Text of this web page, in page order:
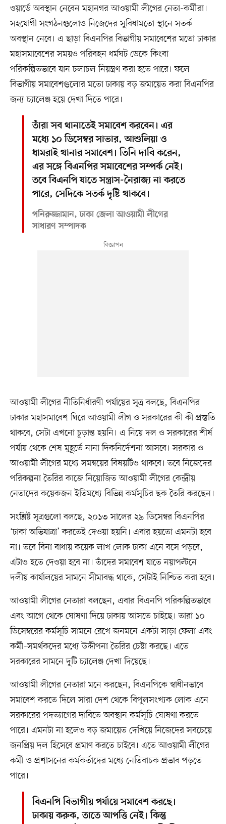
ওয়ার্ডে অবস্থান নেবেন মহানগর আওয়ামী লীগের নেতা-কর্মীরা।
সহযোগী সংগঠনগুলোও নিজেদের সুবিধামতো স্থানে সতর্ক
অবস্থান নেবে। এ ছাড়া বিএনপির বিভাগীয় সমাবেশের মতো ঢাকার
মহাসমাবেশের সময়ও পরিবহন ধর্মঘট ডেকে কিংবা
পরিকল্পিতভাবে যান চলাচল নিয়ন্ত্রণ করা হতে পারে। ফলে
বিভাগীয় সমাবেশগুলোর মতো ঢাকায় বড় জমায়েত করা বিএনপির
জন্য চ্যালেঞ্জ হয়ে দেখা দিতে পারে।
তাঁরা সব থানাতেই সমাবেশ করবেন। এর
মধ্যে ১০ ডিসেম্বর সাভার, আশুলিয়া ও
ধামরাই থানার সমাবেশ। তিনি দাবি করেন,
এর সঙ্গে বিএনপির সমাবেশের সম্পর্ক নেই।
তবে বিএনপি যাতে সন্ত্রাস-নৈরাজ্য না করতে
পারে, সেদিকে সতর্ক দৃষ্টি থাকবে।
পনিরুজ্জামান, ঢাকা জেলা আওয়ামী লীগের
সাধারণ সম্পাদক
আওয়ামী লীগের নীতিনির্ধারণী পর্যায়ের সূত্র বলছে, বিএনপির
ঢাকার মহাসমাবেশ ঘিরে আওয়ামী লীগ ও সরকারের কী কী প্রস্তুতি
থাকবে, সেটা এখনো চূড়ান্ত হয়নি। এ নিয়ে দল ও সরকারের শীর্ষ
পর্যায় থেকে শেষ মুহূর্তে নানা দিকনির্দেশনা আসবে। সরকার ও
আওয়ামী লীগের মধ্যে সমন্বয়ের বিষয়টিও থাকবে। তবে নিজেদের
পরিকল্পনা তৈরির কাজে নিয়োজিত আওয়ামী লীগের কেন্দ্রীয়
নেতাদের কয়েকজন ইতিমধ্যে বিভিন্ন কর্মসূচির ছক তৈরি করছেন।
সংশ্লিষ্ট সূত্রগুলো বলছে, ২০১৩ সালের ২৯ ডিসেম্বর বিএনপির
‘ঢাকা অভিযাত্রা’ করতেই দেওয়া হয়নি। এবার হয়তো এমনটা হবে
না। তবে বিনা বাধায় কয়েক লাখ লোক ঢাকা এনে বসে পড়বে,
এটাও হতে দেওয়া হবে না। তাঁদের সমাবেশ যাতে নয়াপল্টনে
দলীয় কার্যালয়ের সামনে সীমাবদ্ধ থাকে, সেটাই নিশ্চিত করা হবে।
আওয়ামী লীগের নেতারা বলছেন, এবার বিএনপি পরিকল্পিতভাবে
এবং আগে থেকে ঘোষণা দিয়ে ঢাকায় আসতে চাইছে। তারা ১০
ডিসেম্বরের কর্মসূচি সামনে রেখে জনমনে একটা সাড়া ফেলা এবং
কর্মী-সমর্থকদের মধ্যে উদ্দীপনা তৈরির চেষ্টা করছে। এতে
সরকারের সামনে দুটি চ্যালেঞ্জ দেখা দিয়েছে।
আওয়ামী লীগের নেতারা মনে করছেন, বিএনপিকে স্বাধীনভাবে
সমাবেশ করতে দিলে সারা দেশ থেকে বিপুলসংখ্যক লোক এনে
সরকারের পদত্যাগের দাবিতে অবস্থান কর্মসূচি ঘোষণা করতে
পারে। এমনটা না হলেও বড় জমায়েত দেখিয়ে নিজেদের সবচেয়ে
জনপ্রিয় দল হিসেবে প্রমাণ করতে চাইবে। এতে আওয়ামী লীগের
কর্মী ও প্রশাসনের কর্মকর্তাদের মধ্যে নেতিবাচক প্রভাব পড়তে
পারে।
বিএনপি বিভাগীয় পর্যায়ে সমাবেশ করছে।
ঢাকায় করুক, তাতে আপত্তি নেই। কিন্তু